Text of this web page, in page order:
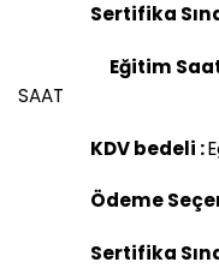
Sertifika
Eğitim
SAAT
KDV bedeli :
Ödeme
Sertifika